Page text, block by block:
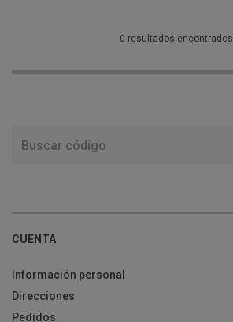
0 resultados encontrados
CUENTA
Información personal
Direcciones
Pedidos